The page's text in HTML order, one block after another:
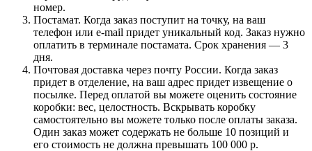
номер.
Постамат. Когда заказ поступит на точку, на ваш
телефон или e-mail придет уникальный код. Заказ нужно
оплатить в терминале постамата. Срок хранения — 3
дня.
Почтовая доставка через почту России. Когда заказ
придет в отделение, на ваш адрес придет извещение о
посылке. Перед оплатой вы можете оценить состояние
коробки: вес, целостность. Вскрывать коробку
самостоятельно вы можете только после оплаты заказа.
Один заказ может содержать не больше 10 позиций и
его стоимость не должна превышать 100 000 р.